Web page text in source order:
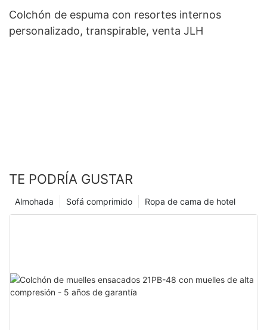
Colchón de espuma con resortes internos
personalizado, transpirable, venta JLH
TE PODRÍA GUSTAR
Ropa de cama de hotel
Sofá comprimido
Almohada